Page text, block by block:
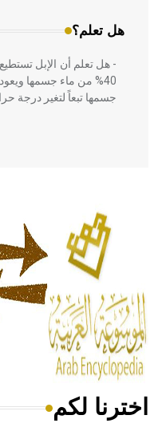
هل تعلم؟
- هل تعلم أن الإبل
40% من ماء جسمها
جسمها تبعاً لتغير درجة
الحكم، الأدلة، تنظيم
له الفضل بأنه حرر الطب
- هل تعلم أن المرجان
من مادة كربونات
أجود أنواعه، ويمتاز
هل تعلم أن الأبسيد كلمة
اخترنا لكم